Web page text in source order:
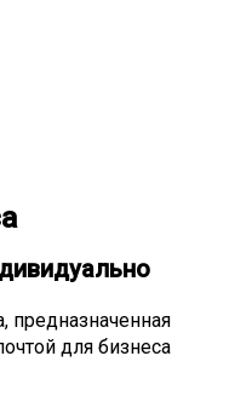
предназначенная
для бизнеса